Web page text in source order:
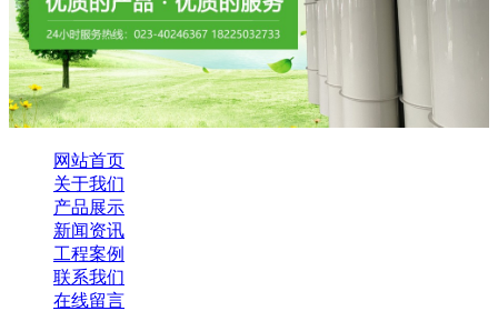
网站首页
关于我们
产品展示
新闻资讯
工程案例
联系我们
在线留言